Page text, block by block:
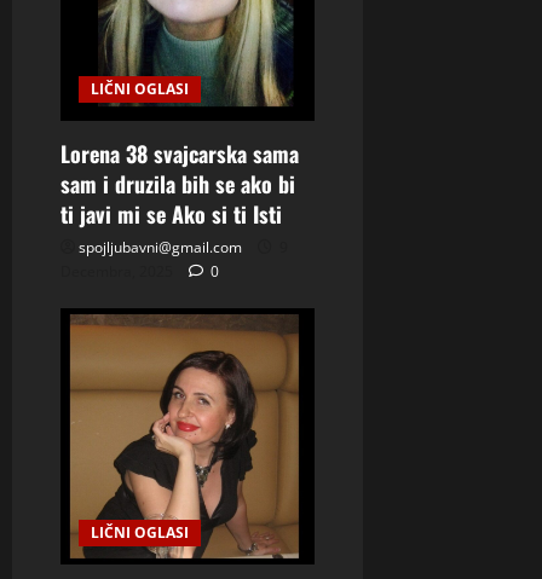
n
LIČNI OGLASI
Lorena 38 svajcarska sama
sam i druzila bih se ako bi
ti javi mi se Ako si ti Isti
spojljubavni@gmail.com
0
LIČNI OGLASI